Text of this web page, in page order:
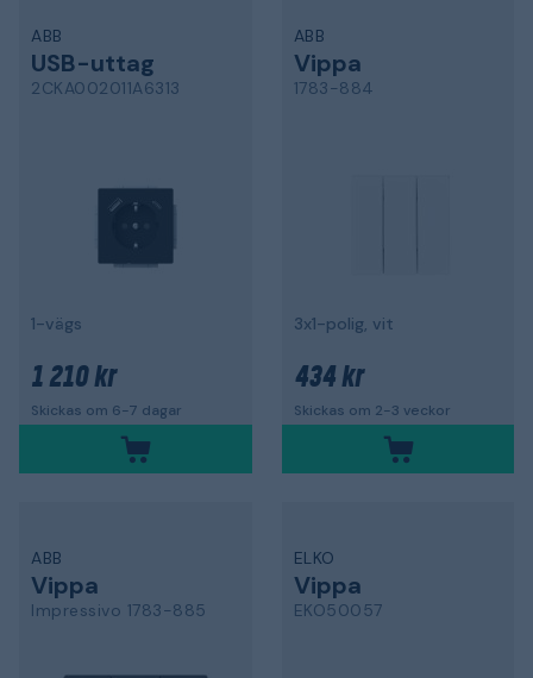
ABB
USB-uttag
2CKA002011A6313
1-vägs
1 210 kr
Skickas om 6-7 dagar
ABB
Vippa
1783-884
3x1-polig, vit
434 kr
Skickas om 2-3 veckor
ABB
Vippa
Impressivo 1783-885
ELKO
Vippa
EKO50057